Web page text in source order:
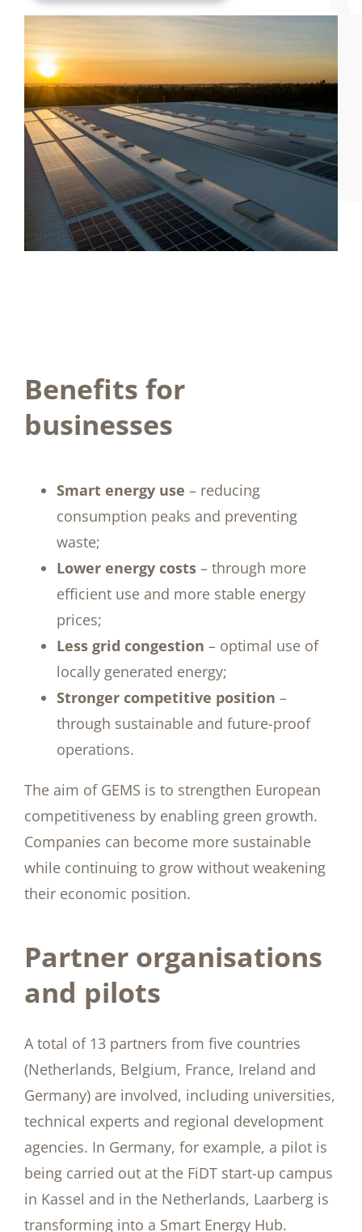
Benefits for
businesses
Smart energy use – reducing
consumption peaks and preventing
waste;
Lower energy costs– through more
efficient use and more stable energy
prices;
Less grid congestion – optimal use of
locally generated energy;
Stronger competitive position –
through sustainable and future-proof
operations.
The aim of GEMS is to strengthen European
competitiveness by enabling green growth.
Companies can become more sustainable
while continuing to grow without weakening
their economic position.
Partner organisations
and pilots
A total of 13 partners from five countries
(Netherlands, Belgium, France, Ireland and
Germany) are involved, including universities,
technical experts and regional development
agencies. In Germany, for example, a pilot is
being carried out at the FiDT start-up campus
in Kassel and in the Netherlands, Laarberg is
transforming into a Smart Energy Hub.